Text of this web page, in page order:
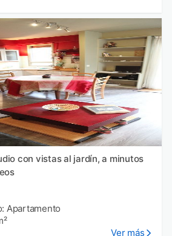
con vistas al jardín, a minutos
Apartamento
Ver más